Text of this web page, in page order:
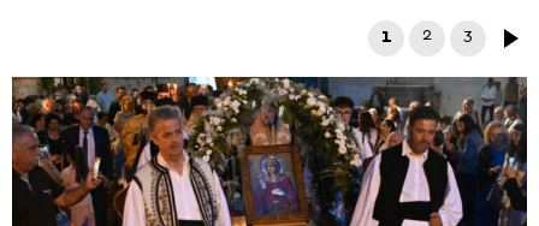
1 2 3